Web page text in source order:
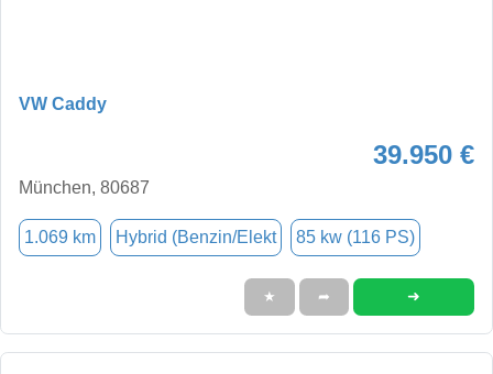
VW Caddy
39.950 €
München, 80687
1.069 km Hybrid (Benzin/Elekt 85 kw (116 PS)
★ ➦ ➜